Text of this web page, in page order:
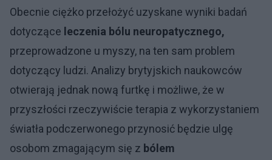
Obecnie ciężko przełożyć uzyskane wyniki badań
dotyczące leczenia bólu neuropatycznego,
przeprowadzone u myszy, na ten sam problem
dotyczący ludzi. Analizy brytyjskich naukowców
otwierają jednak nową furtkę i możliwe, że w
przyszłości rzeczywiście terapia z wykorzystaniem
światła podczerwonego przynosić będzie ulgę
osobom zmagającym się z bólem